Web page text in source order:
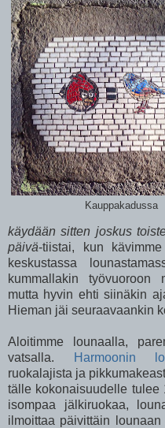
Kauppakadussa
käydään sitten joskus
päivä-tiistai, kun
keskustassa
kummallakin työvuoroon
mutta hyvin ehti siinäkin
Hieman jäi seuraavaankin
Aloitimme lounaalla,
vatsalla.
Harmoonin
ruokalajista ja
tälle kokonaisuudelle tulee
isompaa jälkiruokaa,
ilmoittaa päivittäin